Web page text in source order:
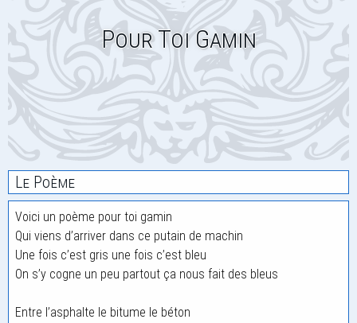
Pour Toi Gamin
Le Poème
Voici un poème pour toi gamin
Qui viens d’arriver dans ce putain de machin
Une fois c’est gris une fois c’est bleu
On s’y cogne un peu partout ça nous fait des bleus
Entre l’asphalte le bitume le béton